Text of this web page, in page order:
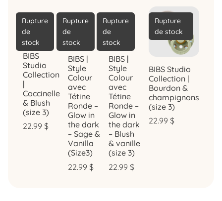
Rupture
de
stock
BIBS
Studio
Collection
|
Coccinelle
& Blush
(size 3)
22.99 $
Rupture
de
stock
BIBS |
Style
Colour
avec
Tétine
Ronde –
Glow in
the dark
– Sage &
Vanilla
(Size3)
22.99 $
Rupture
de
stock
BIBS |
Style
Colour
avec
Tétine
Ronde –
Glow in
the dark
– Blush
& vanille
(size 3)
22.99 $
Rupture
de stock
BIBS Studio
Collection |
Bourdon &
champignons
(size 3)
22.99 $